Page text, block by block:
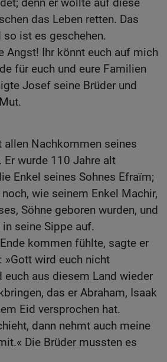
denn er wollte auf diese
das Leben retten. Das
so ist es geschehen.
Angst! Ihr könnt euch auf mich
für euch und eure Familien
Josef seine Brüder und
Nachkommen seines
Er wurde 110 Jahre alt
Enkel seines Sohnes Efraïm;
wie seinem Enkel Machir,
Söhne geboren wurden, und
seine Sippe auf.
kommen fühlte, sagte er
»Gott wird euch nicht
euch aus diesem Land wieder
das er Abraham, Isaak
Eid versprochen hat.
dann nehmt auch meine
Die Brüder mussten es